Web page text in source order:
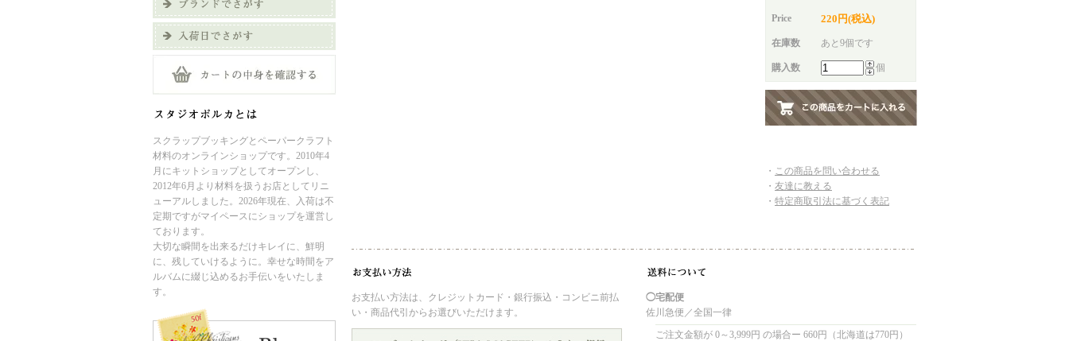
スクラップブッキングとペーパークラフト
材料のオンラインショップです。2010年4
月にキットショップとしてオープンし、
2012年6月より材料を扱うお店としてリニ
ューアルしました。2026年現在、入荷は不
定期ですがマイペースにショップを運営し
ております。
大切な瞬間を出来るだけキレイに、鮮明
に、残していけるように。幸せな時間をア
ルバムに綴じ込めるお手伝いをいたしま
す。
Price 220円(税込)
在庫数 あと9個です
購入数 個
・ この商品を問い合わせる
・ 友達に教える
・ 特定商取引法に基づく表記
お支払い方法は、クレジットカード・銀行振込・コンビニ前払
い・商品代引からお選びいただけます。
◯宅配便
佐川急便／全国一律
ご注文金額が 0～3,999円 の場合ー 660円（北海道は770円）